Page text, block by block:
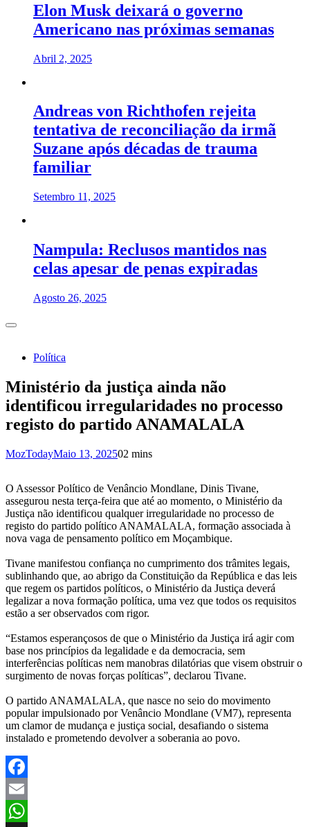
Elon Musk deixará o governo
Americano nas próximas semanas
Abril 2, 2025
Andreas von Richthofen rejeita
tentativa de reconciliação da irmã
Suzane após décadas de trauma
familiar
Setembro 11, 2025
Nampula: Reclusos mantidos nas
celas apesar de penas expiradas
Agosto 26, 2025
Política
Ministério da justiça ainda não
identificou irregularidades no processo
registo do partido ANAMALALA
MozTodayMaio 13, 202502 mins
O Assessor Político de Venâncio Mondlane, Dinis Tivane,
assegurou nesta terça-feira que até ao momento, o Ministério da
Justiça não identificou qualquer irregularidade no processo de
registo do partido político ANAMALALA, formação associada à
nova vaga de pensamento político em Moçambique.
Tivane manifestou confiança no cumprimento dos trâmites legais,
sublinhando que, ao abrigo da Constituição da República e das leis
que regem os partidos políticos, o Ministério da Justiça deverá
legalizar a nova formação política, uma vez que todos os requisitos
estão a ser observados com rigor.
“Estamos esperançosos de que o Ministério da Justiça irá agir com
base nos princípios da legalidade e da democracia, sem
interferências políticas nem manobras dilatórias que visem obstruir o
surgimento de novas forças políticas”, declarou Tivane.
O partido ANAMALALA, que nasce no seio do movimento
popular impulsionado por Venâncio Mondlane (VM7), representa
um clamor de mudança e justiça social, desafiando o sistema
instalado e prometendo devolver a soberania ao povo.
Facebook
Email